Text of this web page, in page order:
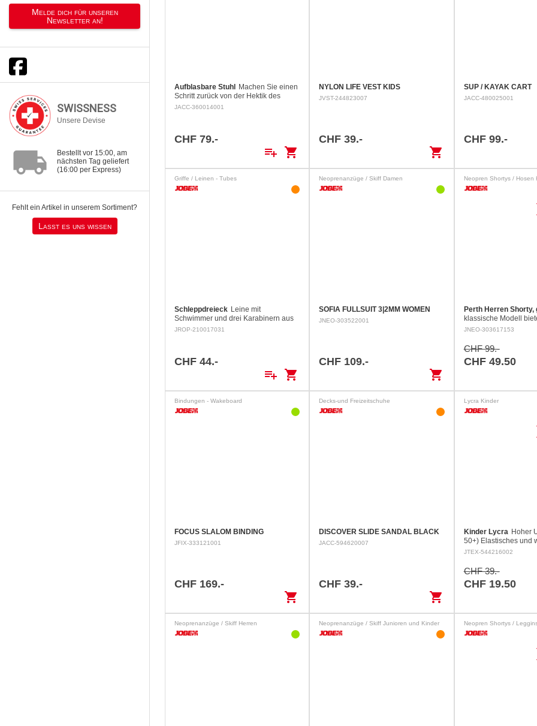
Melde dich für unseren
Newsletter an!
SWISSNESS
Unsere Devise
local_shipping
Bestellt vor 15:00, am
nächsten Tag geliefert
(16:00 per Express)
Fehlt ein Artikel in unserem Sortiment?
Lasst es uns wissen
Aufblasbare Stuhl
Machen Sie einen
Schritt zurück von der Hektik des
Sommers, genießen Sie einen
JACC-360014001
CHF 79.-
playlist_add shopping_cart
NYLON LIFE VEST KIDS
JVST-244823007
CHF 39.-
shopping_cart
SUP / KAYAK CART
JACC-480025001
CHF 99.-
Griffe / Leinen - Tubes
Schleppdreieck Leine mit
Schwimmer und drei Karabinern aus
rostfreiem Stahl. Für 1 bis 2 Personen.
JROP-210017031
CHF 44.-
playlist_add shopping_cart
Neoprenanzüge / Skiff Damen
SOFIA FULLSUIT 3|2MM WOMEN
JNEO-303522001
CHF 109.-
shopping_cart
Neopren Shortys / Hosen
Perth Herren Shorty,
klassische Modell
ausgezeichnete
superstretch
Sichtbare Nähte…
JNEO-303617153
CHF 99.-
CHF 49.50
Bindungen - Wakeboard
FOCUS SLALOM BINDING
JFIX-333121001
CHF 169.-
shopping_cart
Decks-und Freizeitschuhe
DISCOVER SLIDE SANDAL BLACK
JACC-594620007
CHF 39.-
shopping_cart
Lycra Kinder
Kinder Lycra Hoher
50+) Elastisches und
Gewebe
JTEX-544216002
CHF 39.-
CHF 19.50
Neoprenanzüge / Skiff Herren Neoprenanzüge / Skiff Junioren und Kinder Neopren Shortys /